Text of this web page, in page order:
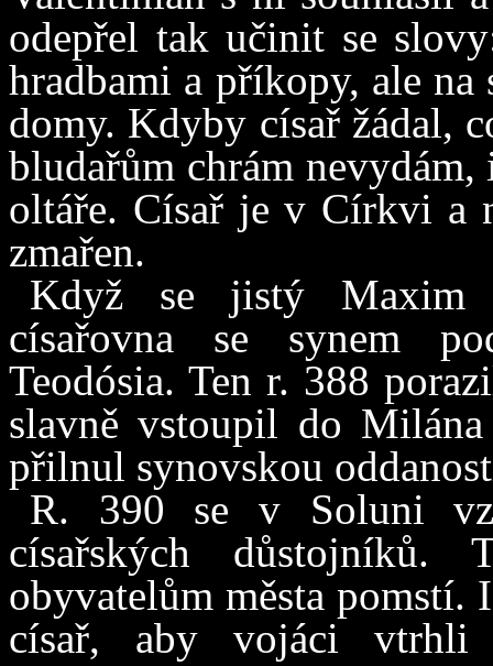
odepřel tak učinit se
hradbami a příkopy, ale na
domy. Kdyby císař žádal,
bludařům chrám
oltáře. Císař je v Církvi a
zmařen.
Když se jistý Maxim
císařovna se synem
Teodósia. Ten r. 388
slavně vstoupil do
přilnul synovskou
R. 390 se v Soluni
císařských důstojníků.
obyvatelům města
císař, aby vojáci